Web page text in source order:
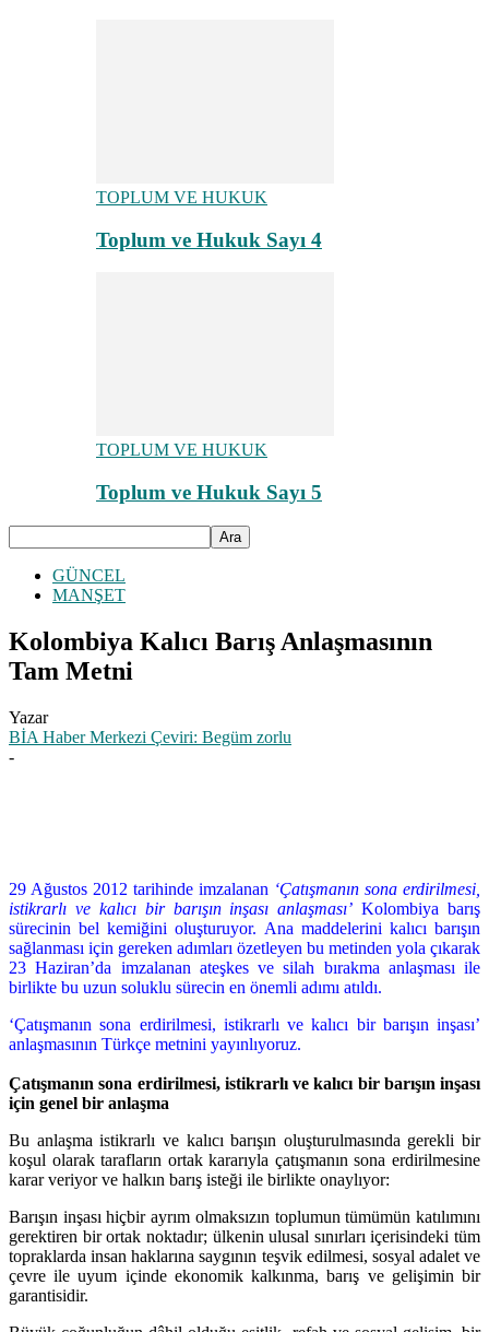
TOPLUM VE HUKUK
Toplum ve Hukuk Sayı 4
TOPLUM VE HUKUK
Toplum ve Hukuk Sayı 5
GÜNCEL
MANŞET
Kolombiya Kalıcı Barış Anlaşmasının
Tam Metni
Yazar
BİA Haber Merkezi Çeviri: Begüm zorlu
-
29 Ağustos 2012 tarihinde imzalanan ‘Çatışmanın sona erdirilmesi,
istikrarlı ve kalıcı bir barışın inşası anlaşması’ Kolombiya barış
sürecinin bel kemiğini oluşturuyor. Ana maddelerini kalıcı barışın
sağlanması için gereken adımları özetleyen bu metinden yola çıkarak
23 Haziran’da imzalanan ateşkes ve silah bırakma anlaşması ile
birlikte bu uzun soluklu sürecin en önemli adımı atıldı.
‘Çatışmanın sona erdirilmesi, istikrarlı ve kalıcı bir barışın inşası’
anlaşmasının Türkçe metnini yayınlıyoruz.
Çatışmanın sona erdirilmesi, istikrarlı ve kalıcı bir barışın inşası
için genel bir anlaşma
Bu anlaşma istikrarlı ve kalıcı barışın oluşturulmasında gerekli bir
koşul olarak tarafların ortak kararıyla çatışmanın sona erdirilmesine
karar veriyor ve halkın barış isteği ile birlikte onaylıyor:
Barışın inşası hiçbir ayrım olmaksızın toplumun tümümün katılımını
gerektiren bir ortak noktadır; ülkenin ulusal sınırları içerisindeki tüm
topraklarda insan haklarına saygının teşvik edilmesi, sosyal adalet ve
çevre ile uyum içinde ekonomik kalkınma, barış ve gelişimin bir
garantisidir.